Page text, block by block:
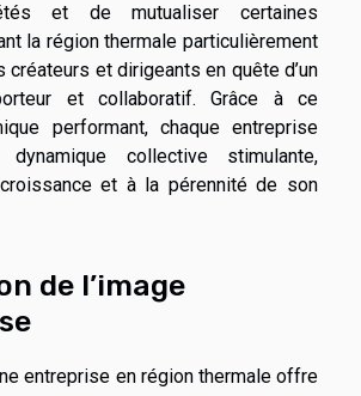
et de mutualiser certaines
la région thermale particulièrement
créateurs et dirigeants en quête d’un
et collaboratif. Grâce à ce
performant, chaque entreprise
dynamique collective stimulante,
et à la pérennité de son
de l’image
entreprise en région thermale offre